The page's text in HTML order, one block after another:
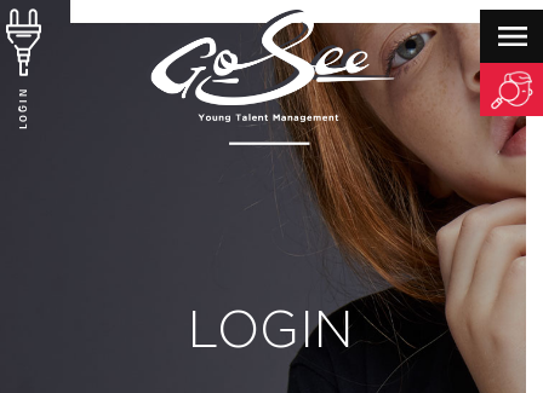
LOGIN
LOGIN